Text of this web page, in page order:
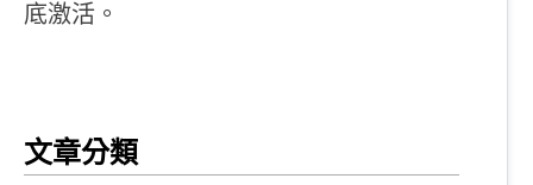
底激活。
文章分類